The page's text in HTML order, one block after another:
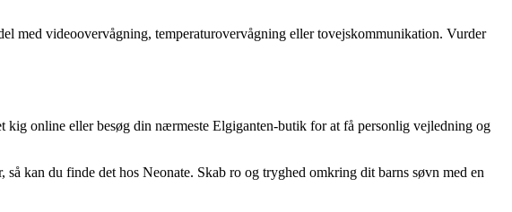
med videoovervågning, temperaturovervågning eller tovejskommunikation. Vurder
online eller besøg din nærmeste Elgiganten-butik for at få personlig vejledning og
kan du finde det hos Neonate. Skab ro og tryghed omkring dit barns søvn med en